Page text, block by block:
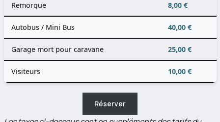
Remorque 8,00 €
Autobus / Mini Bus 40,00 €
Garage mort pour caravane 25,00 €
Visiteurs 10,00 €
Réserver